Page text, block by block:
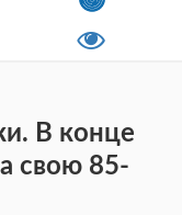
В конце
свою 85-